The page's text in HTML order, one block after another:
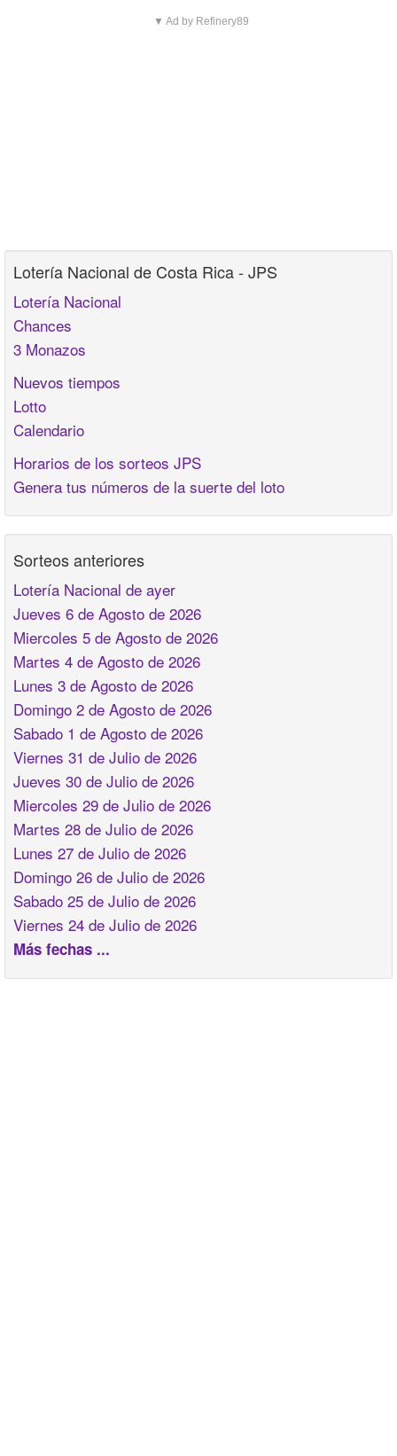
▼ Ad by Refinery89
Lotería Nacional de Costa Rica - JPS
Lotería Nacional
Chances
3 Monazos
Nuevos tiempos
Lotto
Calendario
Horarios de los sorteos JPS
Genera tus números de la suerte del loto
Sorteos anteriores
Lotería Nacional de ayer
Jueves 6 de Agosto de 2026
Miercoles 5 de Agosto de 2026
Martes 4 de Agosto de 2026
Lunes 3 de Agosto de 2026
Domingo 2 de Agosto de 2026
Sabado 1 de Agosto de 2026
Viernes 31 de Julio de 2026
Jueves 30 de Julio de 2026
Miercoles 29 de Julio de 2026
Martes 28 de Julio de 2026
Lunes 27 de Julio de 2026
Domingo 26 de Julio de 2026
Sabado 25 de Julio de 2026
Viernes 24 de Julio de 2026
Más fechas ...